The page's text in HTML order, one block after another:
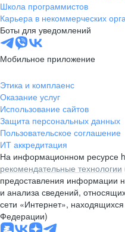
Школа программистов
Карьера в некоммерческих
Боты для уведомлений
Мобильное приложение
Этика и комплаенс
Оказание услуг
Использование сайтов
Защита персональных данных
Пользовательское соглашение
ИТ аккредитация
На информационном ресурсе
рекомендательные технологии
предоставления информации
и анализа сведений,
сети «Интернет»,
Федерации)